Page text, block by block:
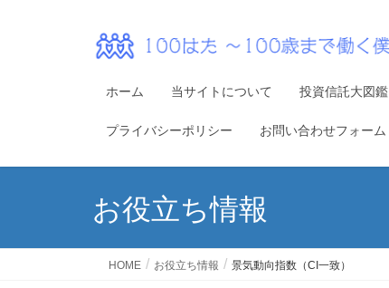
ホーム 当サイトについて 投資信託大図鑑
プライバシーポリシー お問い合わせフォーム
お役立ち情報
HOME お役立ち情報 景気動向指数（CI一致）